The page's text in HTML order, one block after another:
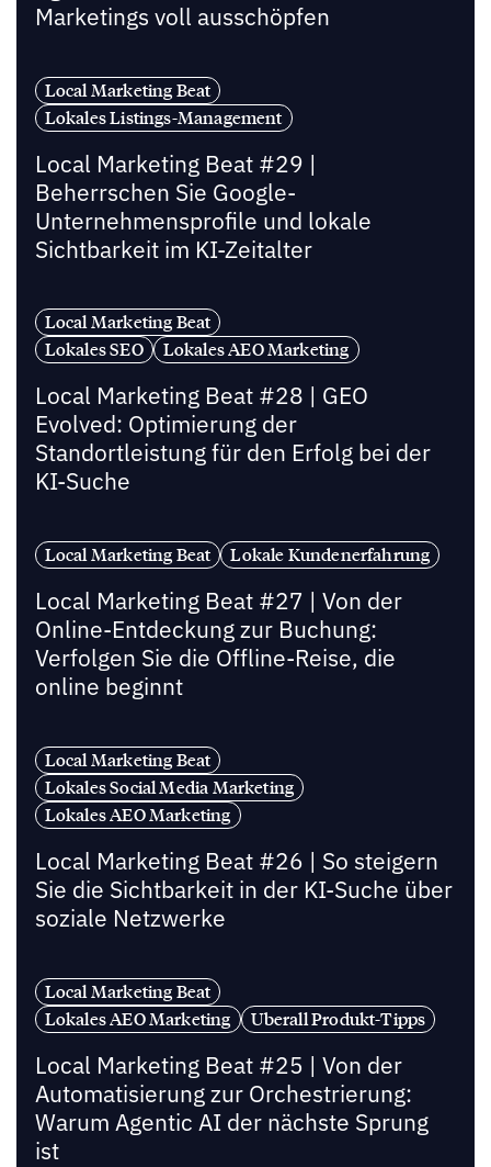
Marketings voll ausschöpfen
Local Marketing Beat
Lokales Listings-Management
Local Marketing Beat #29 |
Beherrschen Sie Google-
Unternehmensprofile und lokale
Sichtbarkeit im KI-Zeitalter
Local Marketing Beat
Lokales SEO
Lokales AEO Marketing
Local Marketing Beat #28 | GEO
Evolved: Optimierung der
Standortleistung für den Erfolg bei der
KI-Suche
Local Marketing Beat Lokale Kundenerfahrung
Local Marketing Beat #27 | Von der
Online-Entdeckung zur Buchung:
Verfolgen Sie die Offline-Reise, die
online beginnt
Local Marketing Beat
Lokales Social Media Marketing
Lokales AEO Marketing
Local Marketing Beat #26 | So steigern
Sie die Sichtbarkeit in der KI-Suche über
soziale Netzwerke
Local Marketing Beat
Lokales AEO Marketing
Uberall Produkt-Tipps
Local Marketing Beat #25 | Von der
Automatisierung zur Orchestrierung:
Warum Agentic AI der nächste Sprung
ist